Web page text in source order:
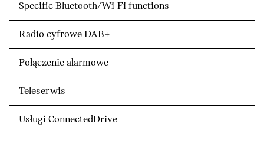
Specific Bluetooth/Wi-Fi functions
Radio cyfrowe DAB+
Połączenie alarmowe
Teleserwis
Usługi ConnectedDrive